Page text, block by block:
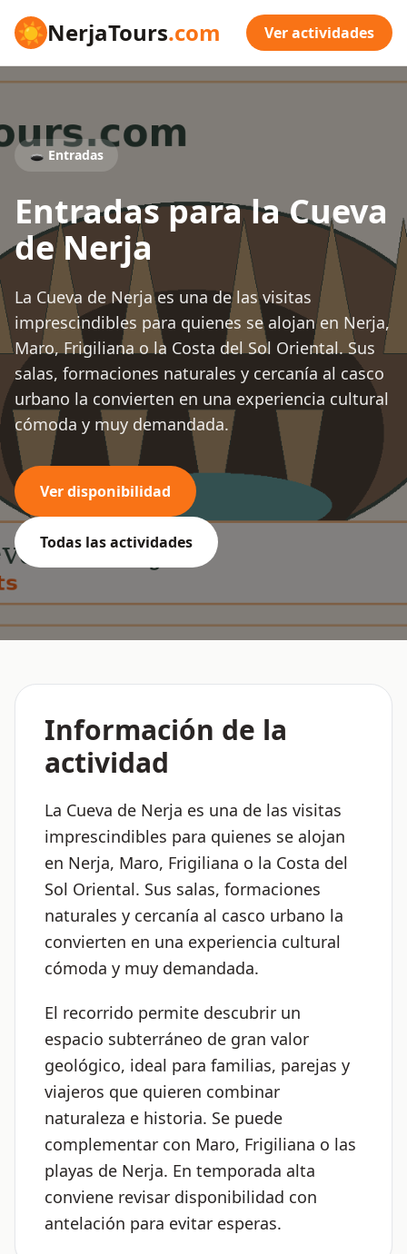
☀NerjaTours.com Ver actividades
🕳️ Entradas
Entradas para la Cueva
de Nerja
La Cueva de Nerja es una de las visitas
imprescindibles para quienes se alojan en Nerja,
Maro, Frigiliana o la Costa del Sol Oriental. Sus
salas, formaciones naturales y cercanía al casco
urbano la convierten en una experiencia cultural
cómoda y muy demandada.
Ver disponibilidad
Todas las actividades
Información de la
actividad
La Cueva de Nerja es una de las visitas
imprescindibles para quienes se alojan
en Nerja, Maro, Frigiliana o la Costa del
Sol Oriental. Sus salas, formaciones
naturales y cercanía al casco urbano la
convierten en una experiencia cultural
cómoda y muy demandada.
El recorrido permite descubrir un
espacio subterráneo de gran valor
geológico, ideal para familias, parejas y
viajeros que quieren combinar
naturaleza e historia. Se puede
complementar con Maro, Frigiliana o las
playas de Nerja. En temporada alta
conviene revisar disponibilidad con
antelación para evitar esperas.